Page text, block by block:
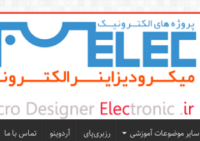
سایر موضوعات آموزشی رزبری‌پای آردوینو تماس با ما